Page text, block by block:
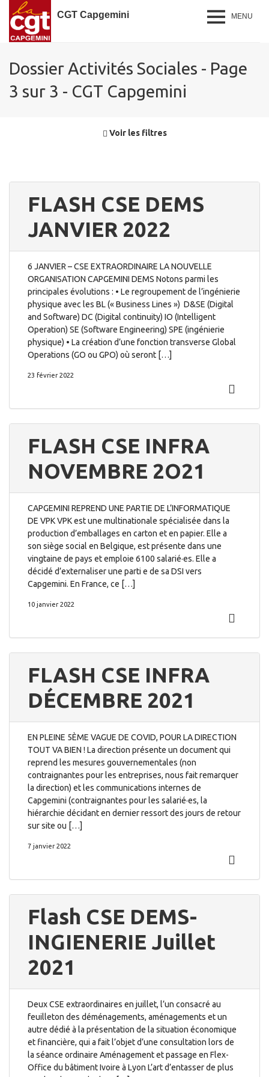
CGT Capgemini MENU
Dossier Activités Sociales - Page
3 sur 3 - CGT Capgemini
Voir les filtres
FLASH CSE DEMS
JANVIER 2022
6 JANVIER – CSE EXTRAORDINAIRE LA NOUVELLE
ORGANISATION CAPGEMINI DEMS Notons parmi les
principales évolutions : • Le regroupement de l’ingénierie
physique avec les BL (« Business Lines ») D&SE (Digital
and Software) DC (Digital continuity) IO (Intelligent
Operation) SE (Software Engineering) SPE (ingénierie
physique) • La création d’une fonction transverse Global
Operations (GO ou GPO) où seront […]
23 février 2022
FLASH CSE INFRA
NOVEMBRE 2O21
CAPGEMINI REPREND UNE PARTIE DE L’INFORMATIQUE
DE VPK VPK est une multinationale spécialisée dans la
production d’emballages en carton et en papier. Elle a
son siège social en Belgique, est présente dans une
vingtaine de pays et emploie 6100 salarié·es. Elle a
décidé d’externaliser une parti e de sa DSI vers
Capgemini. En France, ce […]
10 janvier 2022
FLASH CSE INFRA
DÉCEMBRE 2021
EN PLEINE 5ÈME VAGUE DE COVID, POUR LA DIRECTION
TOUT VA BIEN ! La direction présente un document qui
reprend les mesures gouvernementales (non
contraignantes pour les entreprises, nous fait remarquer
la direction) et les communications internes de
Capgemini (contraignantes pour les salarié·es, la
hiérarchie décidant en dernier ressort des jours de retour
sur site ou […]
7 janvier 2022
Flash CSE DEMS-
INGIENERIE Juillet
2021
Deux CSE extraordinaires en juillet, l’un consacré au
feuilleton des déménagements, aménagements et un
autre dédié à la présentation de la situation économique
et financière, qui a fait l’objet d’une consultation lors de
la séance ordinaire Aménagement et passage en Flex-
Office du bâtiment Ivoire à Lyon L’art d’entasser de plus